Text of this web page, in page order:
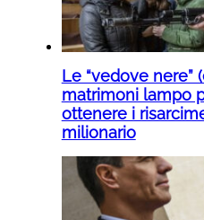
Le “vedove nere”
matrimoni lampo
ottenere i
milionario